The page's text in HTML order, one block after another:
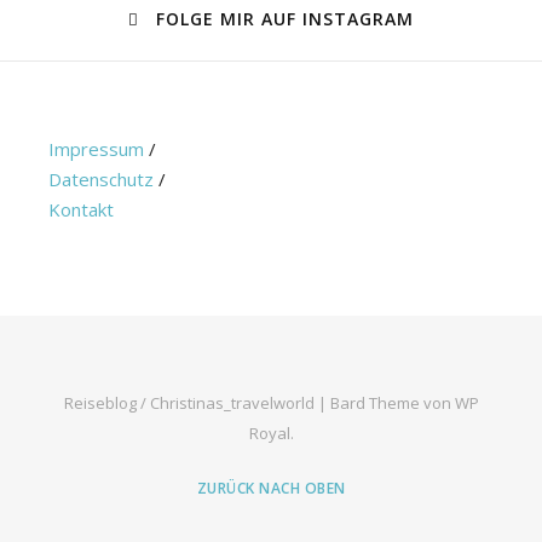
FOLGE MIR AUF INSTAGRAM
Impressum /
Datenschutz /
Kontakt
Reiseblog / Christinas_travelworld | Bard Theme von WP
Royal.
ZURÜCK NACH OBEN